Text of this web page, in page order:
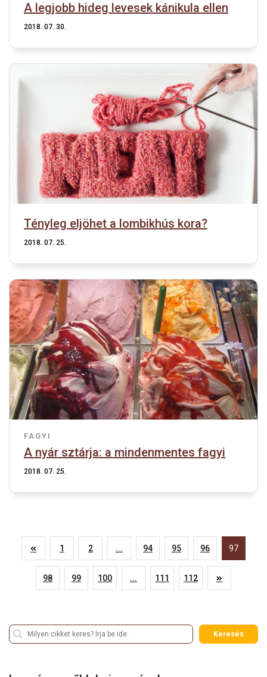
A legjobb hideg levesek kánikula ellen
2018. 07. 30.
Tényleg eljöhet a lombikhús kora?
2018. 07. 25.
FAGYI
A nyár sztárja: a mindenmentes fagyi
2018. 07. 25.
1 2 ... 94 95 96 97
98 99 100 ... 111 112
Keresés